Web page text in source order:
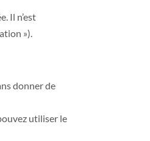
Il n’est
»).
donner de
utiliser le